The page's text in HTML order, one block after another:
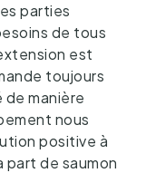
parties
de tous
est
toujours
manière
nous
positive à
part de saumon